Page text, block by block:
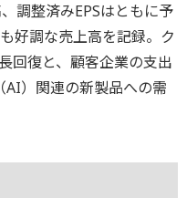
調整済みEPSはともに予
好調な売上高を記録。ク
回復と、顧客企業の支出
AI）関連の新製品への需